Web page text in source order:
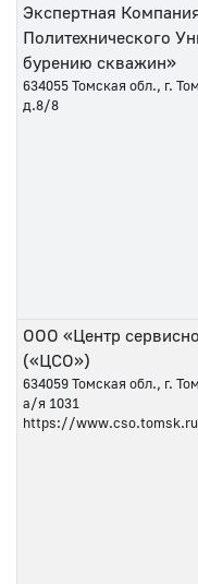
Экспертная
Политехнического
бурению скважин»
634055 Томская обл., г.
д.8/8
ООО «Центр
(«ЦСО»)
634059 Томская обл., г.
а/я 1031
https://www.cso.tomsk.ru